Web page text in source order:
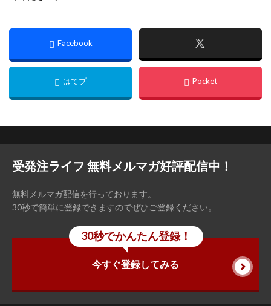
受発注ライフ 無料メルマガ好評配信中！
無料メルマガ配信を行っております。
30秒で簡単に登録できますのでぜひご登録ください。
今すぐ登録してみる
30秒でかんたん登録！